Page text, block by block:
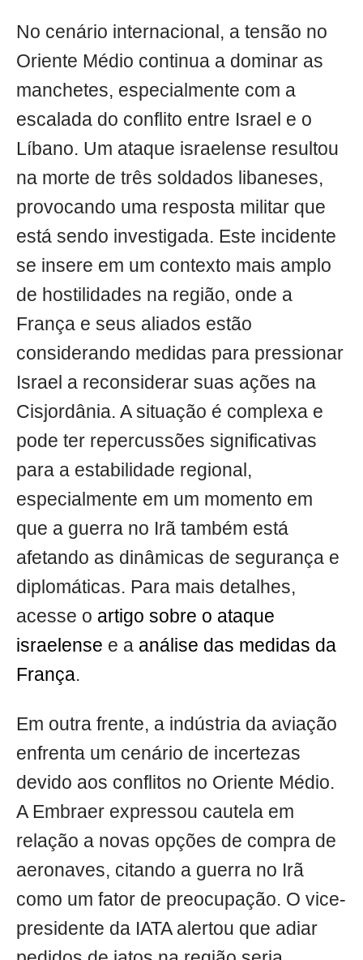
No cenário internacional, a tensão no
Oriente Médio continua a dominar as
manchetes, especialmente com a
escalada do conflito entre Israel e o
Líbano. Um ataque israelense resultou
na morte de três soldados libaneses,
provocando uma resposta militar que
está sendo investigada. Este incidente
se insere em um contexto mais amplo
de hostilidades na região, onde a
França e seus aliados estão
considerando medidas para pressionar
Israel a reconsiderar suas ações na
Cisjordânia. A situação é complexa e
pode ter repercussões significativas
para a estabilidade regional,
especialmente em um momento em
que a guerra no Irã também está
afetando as dinâmicas de segurança e
diplomáticas. Para mais detalhes,
acesse o artigo sobre o ataque
israelense e a análise das medidas da
França.
Em outra frente, a indústria da aviação
enfrenta um cenário de incertezas
devido aos conflitos no Oriente Médio.
A Embraer expressou cautela em
relação a novas opções de compra de
aeronaves, citando a guerra no Irã
como um fator de preocupação. O vice-
presidente da IATA alertou que adiar